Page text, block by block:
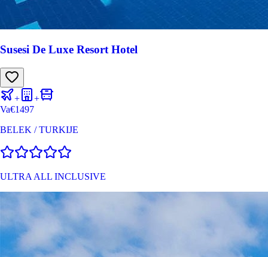
Susesi De Luxe Resort Hotel
+
+
Va€1497
BELEK /TURKIJE
ULTRA ALL INCLUSIVE